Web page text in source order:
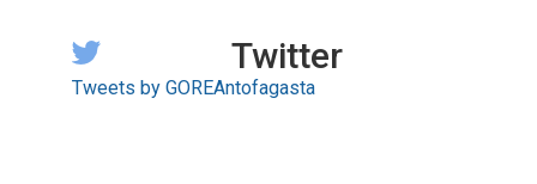
Twitter
Tweets by GOREAntofagasta